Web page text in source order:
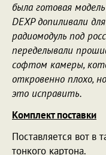
была готовая
DEXP допиливали
радиомодуль под
переделывали
софтом камеры,
откровенно плохо,
это исправить.
Комплект поставки
Поставляется вот в
тонкого картона.